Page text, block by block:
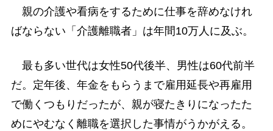
親の介護や看病をするために仕事を辞めなけれ
ばならない「介護離職者」は年間10万人に及ぶ。
最も多い世代は女性50代後半、男性は60代前半
だ。定年後、年金をもらうまで雇用延長や再雇用
で働くつもりだったが、親が寝たきりになったた
めにやむなく離職を選択した事情がうかがえる。